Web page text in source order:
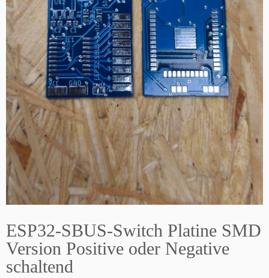
ESP32-SBUS-Switch Platine SMD
Version Positive oder Negative
schaltend